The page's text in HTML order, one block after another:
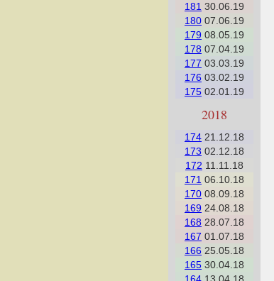
181 30.06.19
180 07.06.19
179 08.05.19
178 07.04.19
177 03.03.19
176 03.02.19
175 02.01.19
2018
174 21.12.18
173 02.12.18
172 11.11.18
171 06.10.18
170 08.09.18
169 24.08.18
168 28.07.18
167 01.07.18
166 25.05.18
165 30.04.18